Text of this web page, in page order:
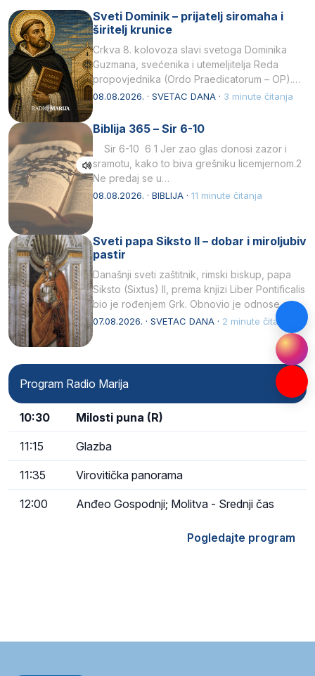
Sveti Dominik – prijatelj siromaha i
širitelj krunice
Crkva 8. kolovoza slavi svetoga Dominika
Guzmana, svećenika i utemeljitelja Reda
propovjednika (Ordo Praedicatorum – OP).
Svojim životom, dubokom ljubavlju prema
08.08.2026. · SVETAC DANA · 3 minute čitanja
Biblija 365 – Sir 6-10
Sir 6-10 6 1 Jer zao glas donosi zazor i
sramotu, kako to biva grešniku licemjernom.2
Ne predaj se u…
08.08.2026. · BIBLIJA · 11 minute čitanja
Sveti papa Siksto II – dobar i miroljubiv
pastir
Današnji sveti zaštitnik, rimski biskup, papa
Siksto (Sixtus) II, prema knjizi Liber Pontificalis
bio je rođenjem Grk. Obnovio je odnose s
afričkim…
07.08.2026. · SVETAC DANA · 2 minute čitanja
Program Radio Marija
10:30 Milosti puna (R)
11:15 Glazba
11:35 Virovitička panorama
12:00 Anđeo Gospodnji; Molitva - Srednji čas
Pogledajte program